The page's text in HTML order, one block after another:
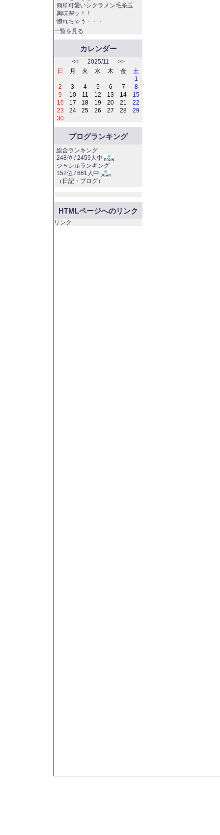
簡単可愛いシクラメン毛糸玉
興味深ッ！！
惚れちゃう・・・
一覧を見る
カレンダー
<< 2025/11 >>
日
月 火 水 木 金
土
1
2
3 4 5 6 7
8
9
10 11 12 13 14
15
16
17 18 19 20 21
22
23
24 25 26 27 28
29
30
ブログランキング
総合ランキング
248位 / 2459人中
ジャンルランキング
152位 / 661人中
（ 日記・ブログ）
HTMLページへのリンク
リンク